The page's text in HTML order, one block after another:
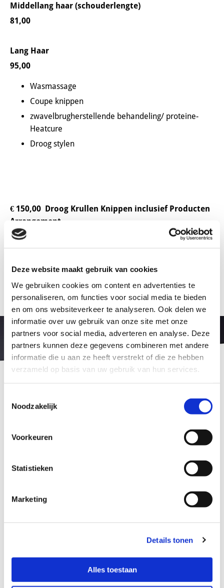
Deze website maakt gebruik van cookies
We gebruiken cookies om content en advertenties te
personaliseren, om functies voor social media te bieden
en om ons websiteverkeer te analyseren. Ook delen we
informatie over uw gebruik van onze site met onze
partners voor social media, adverteren en analyse. Deze
partners kunnen deze gegevens combineren met andere
informatie die u aan ze heeft verstrekt of die ze hebben
verzameld op basis van uw gebruik van hun services.
Noodzakelijk
Voorkeuren
Statistieken
Marketing
Details tonen
Alles toestaan
Middellang haar (schouderlengte)
81,00
Lang Haar
95,00
Wasmassage
Coupe knippen
zwavelbrugherstellende behandeling/ proteine-
Heatcure
Droog stylen
€ 150,00 Droog Krullen Knippen inclusief Producten
Arrangement
trucs
Kleuren arrangementen
€ 115,00
Middellang haar
Totale haarkleuring
Wasmassage